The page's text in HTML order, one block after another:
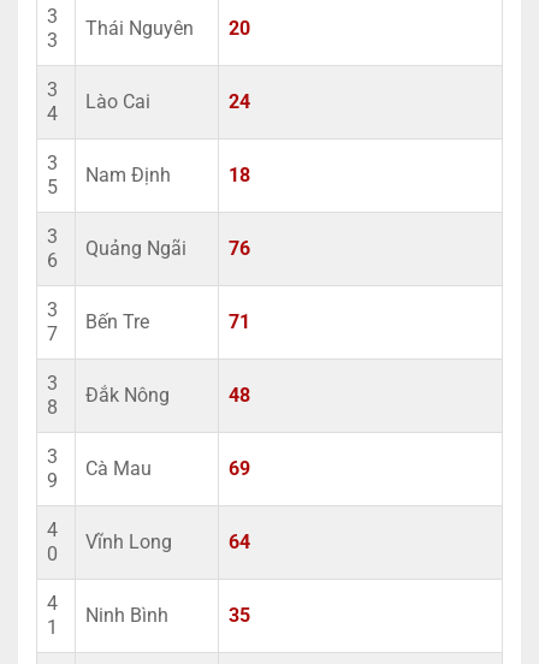
3
3
Thái Nguyên 20
3
4
Lào Cai 24
3
5
Nam Định 18
3
6
Quảng Ngãi 76
3
7
Bến Tre 71
3
8
Đắk Nông 48
3
9
Cà Mau 69
4
0
Vĩnh Long 64
4
1
Ninh Bình 35